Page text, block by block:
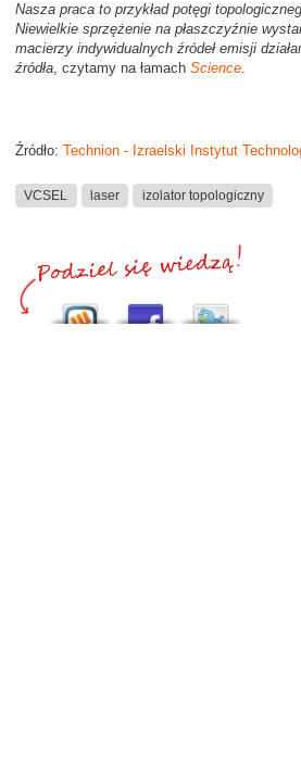
Nasza praca to przykład potęgi
Niewielkie sprzężenie na płaszczyźnie
macierzy indywidualnych źródeł emisji
źródła, czytamy na łamach Science.
Źródło: Technion - Izraelski Instytut
VCSEL laser izolator topologiczny